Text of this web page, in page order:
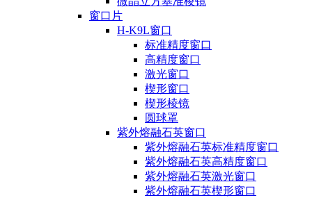
窗口片
H-K9L窗口
标准精度窗口
高精度窗口
激光窗口
楔形窗口
楔形棱镜
圆球罩
紫外熔融石英窗口
紫外熔融石英标准精度窗口
紫外熔融石英高精度窗口
紫外熔融石英激光窗口
紫外熔融石英楔形窗口